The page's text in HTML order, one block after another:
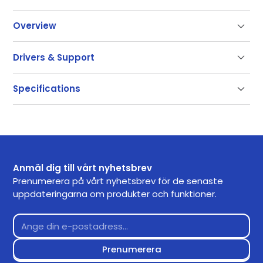
Overview
Drivers & Support
Our documentation gets you up and running quickly
Frequently Asked Questions
Returns
Contact Support
Downloads
Specifications
Anmäl dig till vårt nyhetsbrev
Prenumerera på vårt nyhetsbrev för de senaste
uppdateringarna om produkter och funktioner.